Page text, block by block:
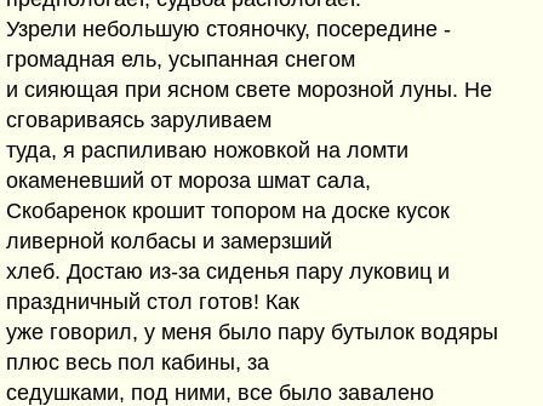
Узрели небольшую стояночку, посередине -
громадная ель, усыпанная снегом
и сияющая при ясном свете морозной луны. Не
сговариваясь заруливаем
туда, я распиливаю ножовкой на ломти
окаменевший от мороза шмат сала,
Скобаренок крошит топором на доске кусок
ливерной колбасы и замерзший
хлеб. Достаю из-за сиденья пару луковиц и
праздничный стол готов! Как
уже говорил, у меня было пару бутылок водяры
плюс весь пол кабины, за
седушками, под ними, все было завалено